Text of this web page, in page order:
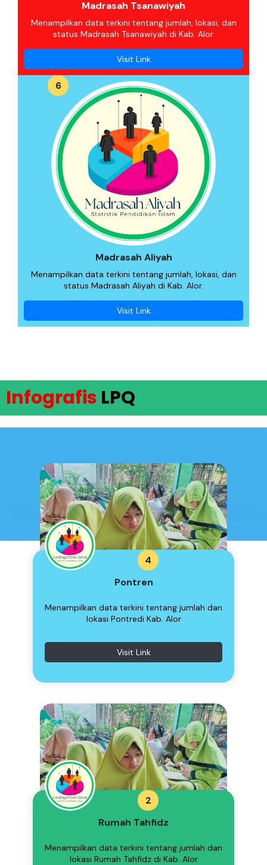
Madrasah Tsanawiyah
Menampilkan data terkini tentang jumlah, lokasi, dan
status Madrasah Tsanawiyah di Kab. Alor.
Visit Link
6
Madrasah Aliyah
Menampilkan data terkini tentang jumlah, lokasi, dan
status Madrasah Aliyah di Kab. Alor.
Visit Link
Infografis LPQ
Pontren
Menampilkan data terkini tentang jumlah dan
lokasi Pontredi Kab. Alor
4
Visit Link
Rumah Tahfidz
Menampilkan data terkini tentang jumlah dan
lokasi Rumah Tahfidz di Kab. Alor
2